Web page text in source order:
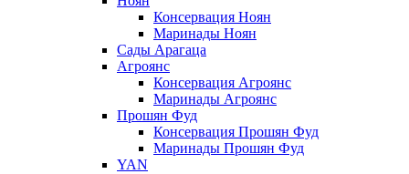
Консервация Ноян
Маринады Ноян
Сады Арагаца
Агроянс
Консервация Агроянс
Маринады Агроянс
Прошян Фуд
Консервация Прошян Фуд
Маринады Прошян Фуд
YAN